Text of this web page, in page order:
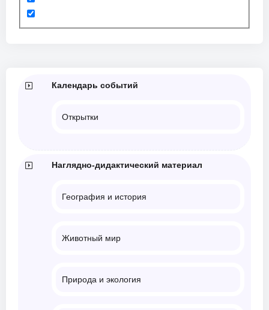
Календарь событий
Открытки
Наглядно-дидактический материал
География и история
Животный мир
Природа и экология